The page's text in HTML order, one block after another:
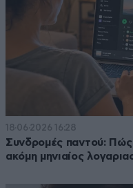
18·06·2026 16:28
Συνδρομές παντού: Πώς
ακόμη μηνιαίος